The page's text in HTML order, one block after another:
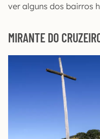
ver alguns dos bairros
MIRANTE DO